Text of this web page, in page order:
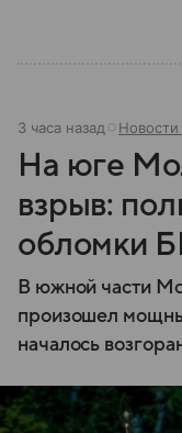
3 часа назад Новости
На юге
взрыв:
обломки
В южной части
произошел
началось